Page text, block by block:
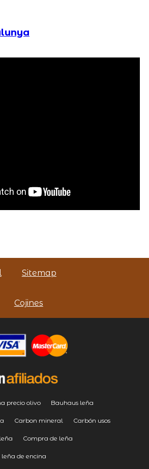
Sitemap
Cojines
precio olivo Bauhaus leña
Carbon mineral Carbón usos
Compra de leña
de encina